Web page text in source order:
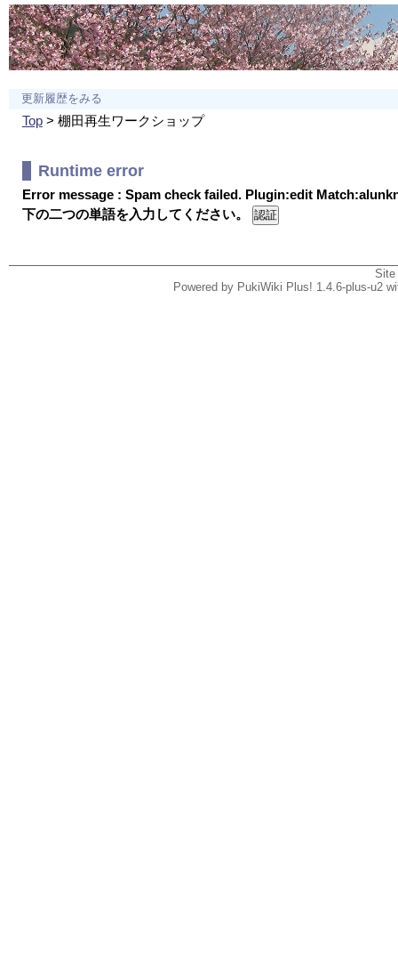
更新履歴をみる
Top> 棚田再生ワークショップ
Runtime error
Error message : Spam check failed. Plugin:edit
下の二つの単語を入力してください。
Powered by PukiWiki Plus! 1.4.6-plus-u2